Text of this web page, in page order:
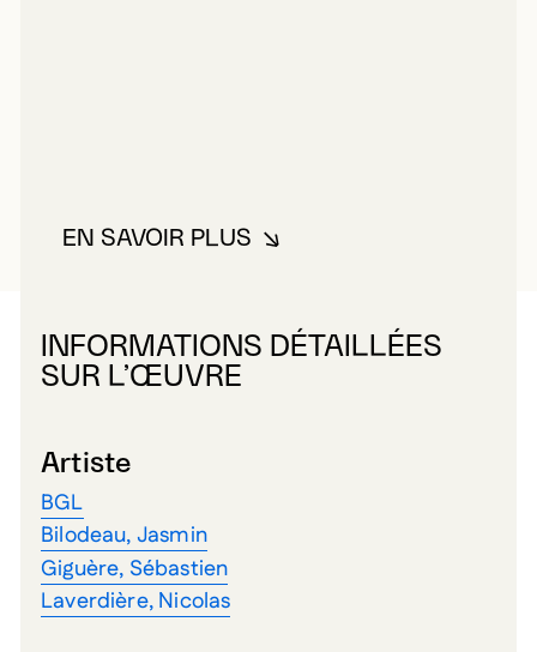
EN SAVOIR PLUSÀ PROPOS DE LAVERDIÈRE,
INFORMATIONS DÉTAILLÉES
SUR L’ŒUVRE
Artiste
BGL
Bilodeau, Jasmin
Giguère, Sébastien
Laverdière, Nicolas